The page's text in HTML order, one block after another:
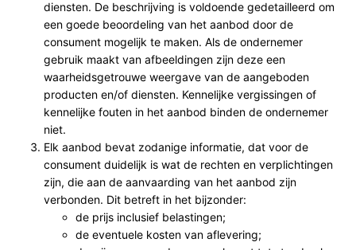
diensten. De beschrijving is voldoende gedetailleerd om
een goede beoordeling van het aanbod door de
consument mogelijk te maken. Als de ondernemer
gebruik maakt van afbeeldingen zijn deze een
waarheidsgetrouwe weergave van de aangeboden
producten en/of diensten. Kennelijke vergissingen of
kennelijke fouten in het aanbod binden de ondernemer
niet.
Elk aanbod bevat zodanige informatie, dat voor de
consument duidelijk is wat de rechten en verplichtingen
zijn, die aan de aanvaarding van het aanbod zijn
verbonden. Dit betreft in het bijzonder:
de prijs inclusief belastingen;
de eventuele kosten van aflevering;